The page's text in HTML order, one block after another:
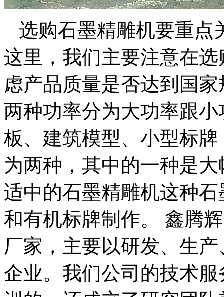
选购石墨精雕机要重点
这里，我们主要注意在
虑产品质量是否达到国
两种功率分为大功率跟
板、建筑模型、小型标
为两种，其中的一种是
适中的石墨精雕机这种
和有机标牌制作。 鑫腾
厂家，主要以研发、生
企业。我们公司的技术